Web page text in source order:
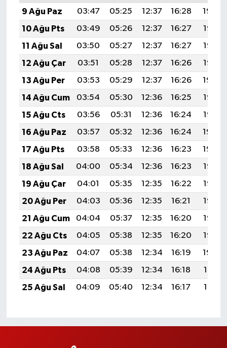
9 Ağu Paz
03:47 05:25 12:37 16:28
19:39
10 Ağu Pts
03:49 05:26 12:37 16:27
19:38
11 Ağu Sal
03:50 05:27 12:37 16:27
19:37
12 Ağu Çar
03:51 05:28 12:37 16:26
19:36
13 Ağu Per
03:53 05:29 12:37 16:26
19:34
14 Ağu Cum
03:54 05:30 12:36 16:25
19:33
15 Ağu Cts
03:56 05:31 12:36 16:24
19:32
16 Ağu Paz
03:57 05:32 12:36 16:24
19:30
17 Ağu Pts
03:58 05:33 12:36 16:23
19:29
18 Ağu Sal
04:00 05:34 12:36 16:23
19:28
19 Ağu Çar
04:01 05:35 12:35 16:22
19:26
20 Ağu Per
04:03 05:36 12:35 16:21
19:25
21 Ağu Cum
04:04 05:37 12:35 16:20
19:23
22 Ağu Cts
04:05 05:38 12:35 16:20
19:22
23 Ağu Paz
04:07 05:38 12:34 16:19
19:20
24 Ağu Pts
04:08 05:39 12:34 16:18
19:19
25 Ağu Sal
04:09 05:40 12:34 16:17 19:17